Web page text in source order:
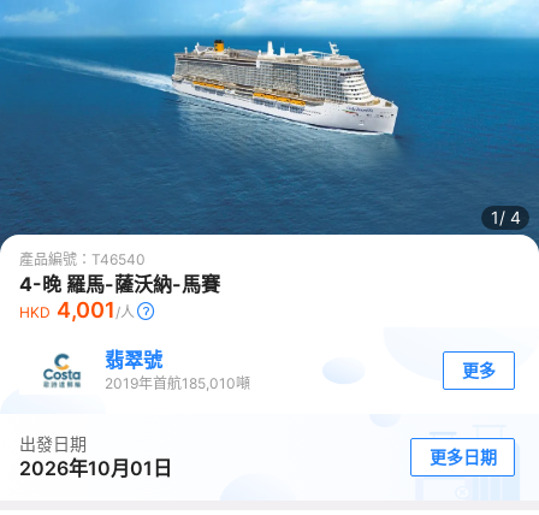
1/ 4
產品編號： T46540
4-晚 羅馬-薩沃納-馬賽
HKD 4,001/人
翡翠號
2019年首航185,010噸
更多
出發日期
2026年10月01日 更多日期